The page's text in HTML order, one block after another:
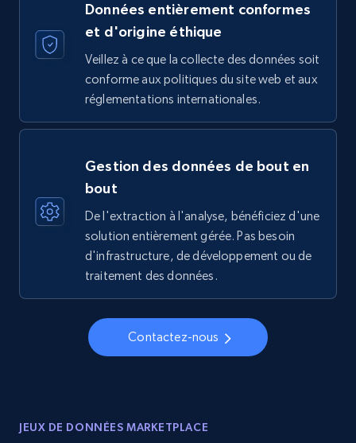
Données entièrement conformes
et d'origine éthique
Veillez à ce que la collecte des données soit
conforme aux politiques du site web et aux
réglementations internationales.
Gestion des données de bout en
bout
De l'extraction à l'analyse, bénéficiez d'une
solution entièrement gérée. Pas besoin
d'infrastructure, de développement ou de
traitement des données.
Contactez-nous
JEUX DE DONNÉES MARKETPLACE